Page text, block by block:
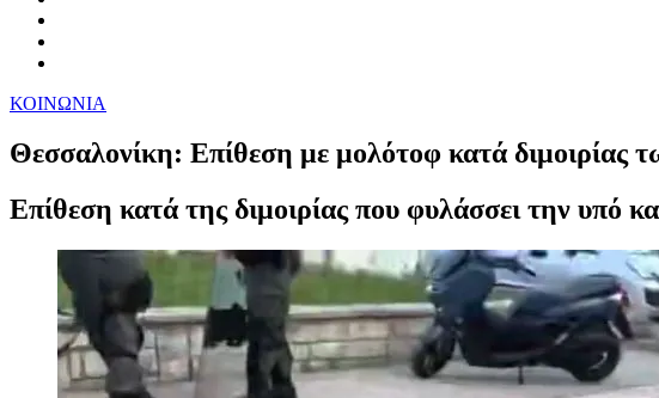
ΚΟΙΝΩΝΙΑ
Θεσσαλονίκη: Επίθεση με μολότοφ κατά
Επίθεση κατά της διμοιρίας που φυλάσσει την υπό